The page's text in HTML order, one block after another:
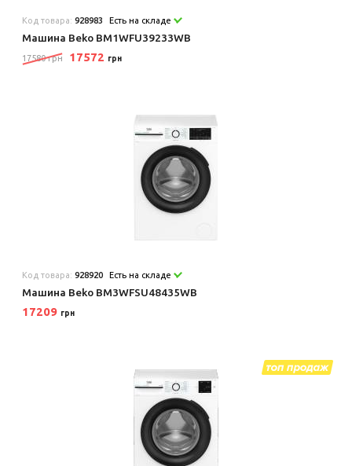
Код товара:928983 Есть на складе
Машина Beko BM1WFU39233WB
17580 грн 17572 грн
Код товара:928920 Есть на складе
Машина Beko BM3WFSU48435WB
17209 грн